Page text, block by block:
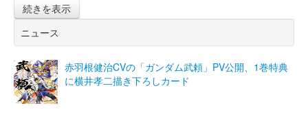
続きを表示
ニュース
赤羽根健治CVの「ガンダム武頼」PV公開、1巻特典
に横井孝二描き下ろしカード